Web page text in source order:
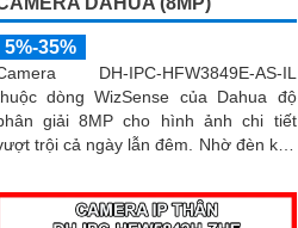
5%-35%
DH-IPC-HFW3849E-AS-IL
dòng WizSense của Dahua độ
giải 8MP cho hình ảnh chi tiết
trội cả ngày lẫn đêm. Nhờ đèn kép
hợp micro tích hợp, hồng ngoại
30m và công nghệ AI nhận diện chính